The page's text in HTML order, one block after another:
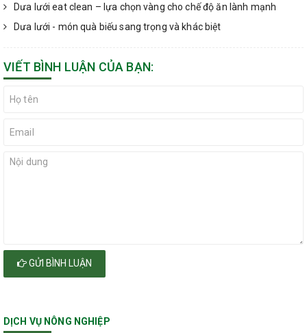
Dưa lưới eat clean – lựa chọn vàng cho chế độ ăn lành mạnh
Dưa lưới - món quà biếu sang trọng và khác biệt
VIẾT BÌNH LUẬN CỦA BẠN:
GỬI BÌNH LUẬN
DỊCH VỤ NÔNG NGHIỆP